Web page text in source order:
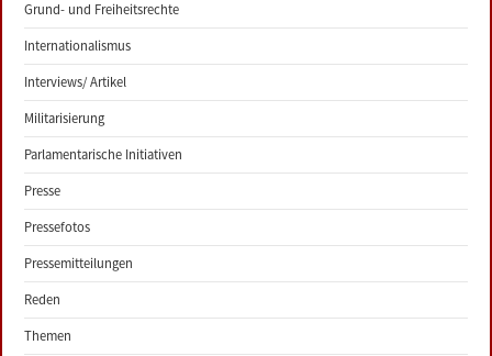
Grund- und Freiheitsrechte
Internationalismus
Interviews/ Artikel
Militarisierung
Parlamentarische Initiativen
Presse
Pressefotos
Pressemitteilungen
Reden
Themen